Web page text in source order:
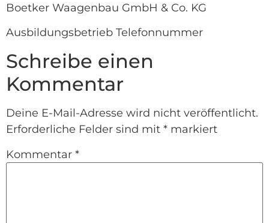
Boetker Waagenbau GmbH & Co. KG
Ausbildungsbetrieb Telefonnummer
Schreibe einen
Kommentar
Deine E-Mail-Adresse wird nicht veröffentlicht.
Erforderliche Felder sind mit * markiert
Kommentar *